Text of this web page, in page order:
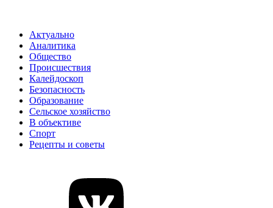
Актуально
Аналитика
Общество
Происшествия
Калейдоскоп
Безопасность
Образование
Сельское хозяйство
В объективе
Спорт
Рецепты и советы